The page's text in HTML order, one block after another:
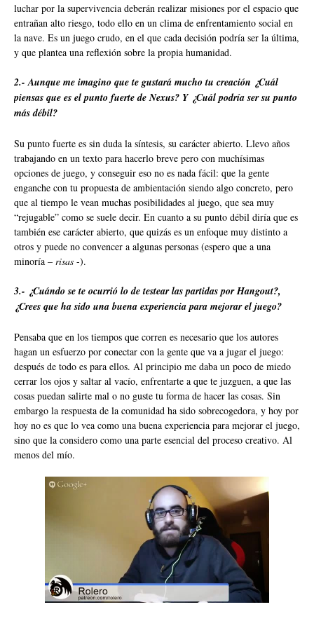
luchar por la supervivencia deberán realizar misiones por el espacio que
entrañan alto riesgo, todo ello en un clima de enfrentamiento social en
la nave. Es un juego crudo, en el que cada decisión podría ser la última,
y que plantea una reflexión sobre la propia humanidad.
2.- Aunque me imagino que te gustará mucho tu creación ¿Cuál
piensas que es el punto fuerte de Nexus? Y ¿Cuál podría ser su punto
más débil?
Su punto fuerte es sin duda la síntesis, su carácter abierto. Llevo años
trabajando en un texto para hacerlo breve pero con muchísimas
opciones de juego, y conseguir eso no es nada fácil: que la gente
enganche con tu propuesta de ambientación siendo algo concreto, pero
que al tiempo le vean muchas posibilidades al juego, que sea muy
“rejugable” como se suele decir. En cuanto a su punto débil diría que es
también ese carácter abierto, que quizás es un enfoque muy distinto a
otros y puede no convencer a algunas personas (espero que a una
minoría – risas -).
3.- ¿Cuándo se te ocurrió lo de testear las partidas por Hangout?,
¿Crees que ha sido una buena experiencia para mejorar el juego?
Pensaba que en los tiempos que corren es necesario que los autores
hagan un esfuerzo por conectar con la gente que va a jugar el juego:
después de todo es para ellos. Al principio me daba un poco de miedo
cerrar los ojos y saltar al vacío, enfrentarte a que te juzguen, a que las
cosas puedan salirte mal o no guste tu forma de hacer las cosas. Sin
embargo la respuesta de la comunidad ha sido sobrecogedora, y hoy por
hoy no es que lo vea como una buena experiencia para mejorar el juego,
sino que la considero como una parte esencial del proceso creativo. Al
menos del mío.